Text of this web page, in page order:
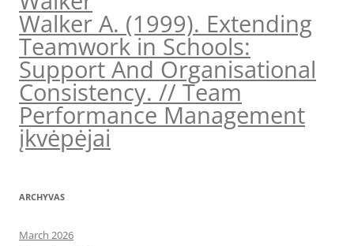
Walker A. (1999). Extending
Teamwork in Schools:
Support And Organisational
Consistency. // Team
Performance Management
įkvėpėjai
ARCHYVAS
March 2026